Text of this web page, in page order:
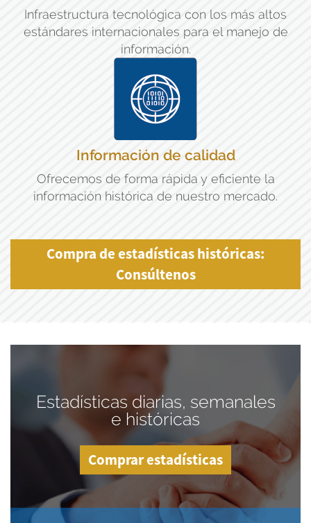
Infraestructura tecnológica con los más altos
estándares internacionales para el manejo de
información.
Información de calidad
Ofrecemos de forma rápida y eficiente la
información histórica de nuestro mercado.
Compra de estadísticas históricas:
Consúltenos
Estadísticas diarias, semanales
e históricas
Comprar estadísticas